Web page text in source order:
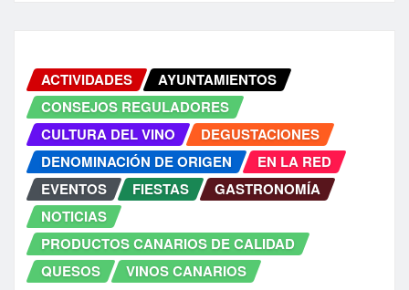
ACTIVIDADES
AYUNTAMIENTOS
CONSEJOS REGULADORES
CULTURA DEL VINO
DEGUSTACIONES
DENOMINACIÓN DE ORIGEN
EN LA RED
EVENTOS
FIESTAS
GASTRONOMÍA
NOTICIAS
PRODUCTOS CANARIOS DE CALIDAD
QUESOS
VINOS CANARIOS